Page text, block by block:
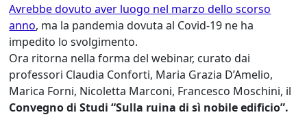
Avrebbe dovuto aver luogo nel marzo dello scorso
anno, ma la pandemia dovuta al Covid-19 ne ha
impedito lo svolgimento.
Ora ritorna nella forma del webinar, curato dai
professori Claudia Conforti, Maria Grazia D’Amelio,
Marica Forni, Nicoletta Marconi, Francesco Moschini, il
Convegno di Studi “Sulla ruina di sì nobile edificio”.